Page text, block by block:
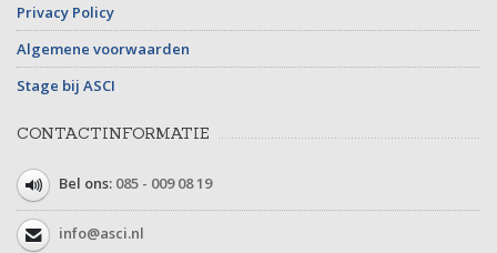
Privacy Policy
Algemene voorwaarden
Stage bij ASCI
CONTACTINFORMATIE
Bel ons: 085 - 009 08 19
info@asci.nl